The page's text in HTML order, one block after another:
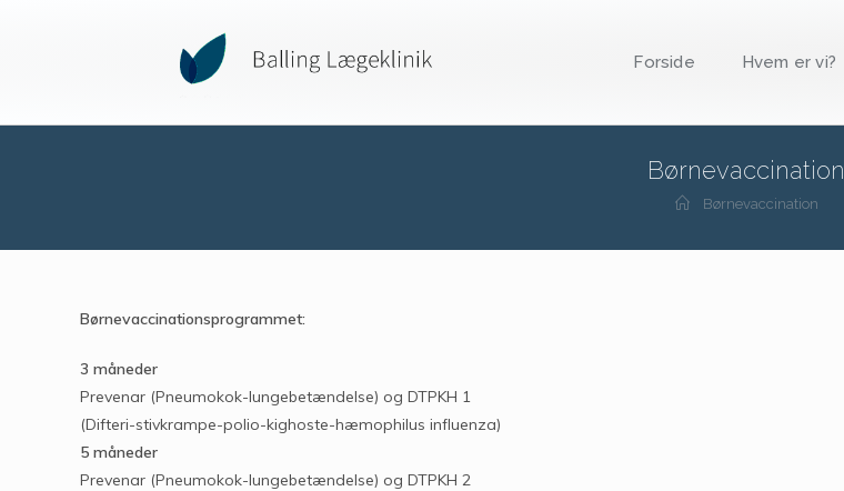
Forside Hvem er vi?
Børnevaccination
Børnevaccination
Børnevaccinationsprogrammet:
3 måneder
Prevenar (Pneumokok-lungebetændelse) og DTPKH 1
(Difteri-stivkrampe-polio-kighoste-hæmophilus influenza)
5 måneder
Prevenar (Pneumokok-lungebetændelse) og DTPKH 2